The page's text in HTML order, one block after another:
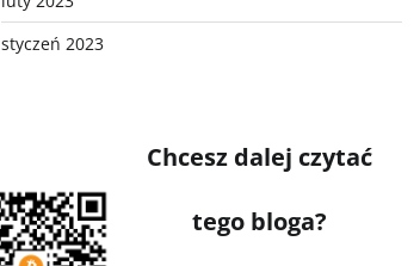
styczeń 2023
Chcesz dalej czytać
tego bloga?